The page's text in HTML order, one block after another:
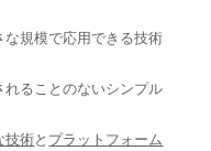
規模で応用できる技術
ることのないシンプル
技術と プラットフォーム